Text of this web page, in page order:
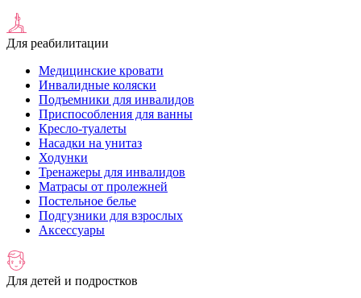
Для реабилитации
Медицинские кровати
Инвалидные коляски
Подъемники для инвалидов
Приспособления для ванны
Кресло-туалеты
Насадки на унитаз
Ходунки
Тренажеры для инвалидов
Матрасы от пролежней
Постельное белье
Подгузники для взрослых
Аксессуары
Для детей и подростков